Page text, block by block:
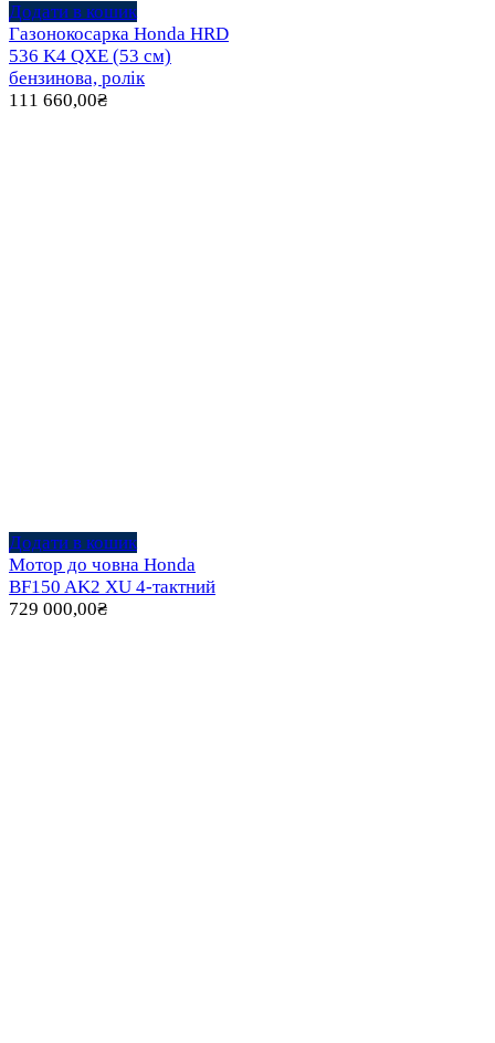
Додати в кошик
Газонокосарка Honda HRD
536 K4 QXE (53 см)
бензинова, ролік
111 660,00₴
Додати в кошик
Мотор до човна Honda
BF150 AK2 XU 4-тактний
729 000,00₴